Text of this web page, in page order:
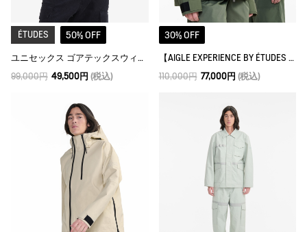
ÉTUDES 50% OFF
ユニセックス ゴアテックスウィンドストッパー® インサレーションジャケット
99,000円 49,500円 (税込)
30% OFF
【AIGLE EXPERIENCE BY ÉTUDES STUDIO】 ゴアテックス 3レイヤーフーデッドジャケット
110,000円 77,000円 (税込)